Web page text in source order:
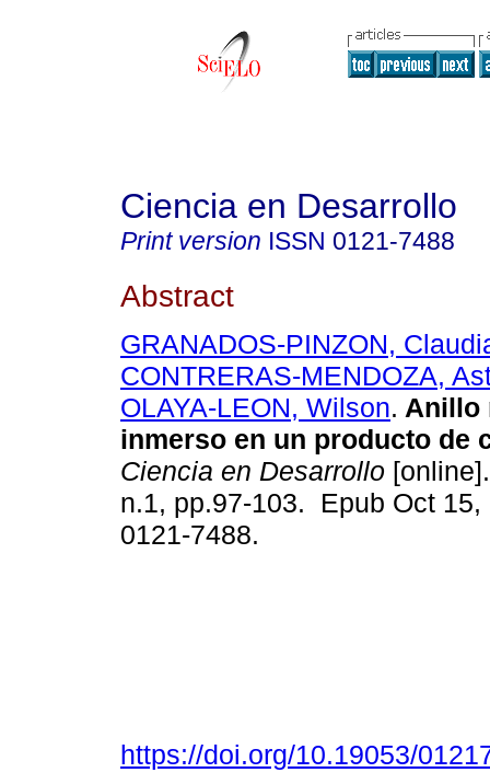
Ciencia en Desarrollo
Print version ISSN 0121-7488
Abstract
GRANADOS-PINZON,
CONTRERAS-MENDOZA,
OLAYA-LEON, Wilson. Anillo
inmerso en un producto de
Ciencia en Desarrollo
n.1, pp.97-103. Epub Oct 15,
0121-7488.
https://doi.org/10.19053/